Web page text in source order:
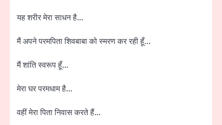
यह शरीर मेरा साधन है…
मैं अपने परमपिता शिवबाबा को स्मरण कर रही हूँ…
मैं शांति स्वरूप हूँ…
मेरा घर परमधाम है…
वहीं मेरा पिता निवास करते हैं…